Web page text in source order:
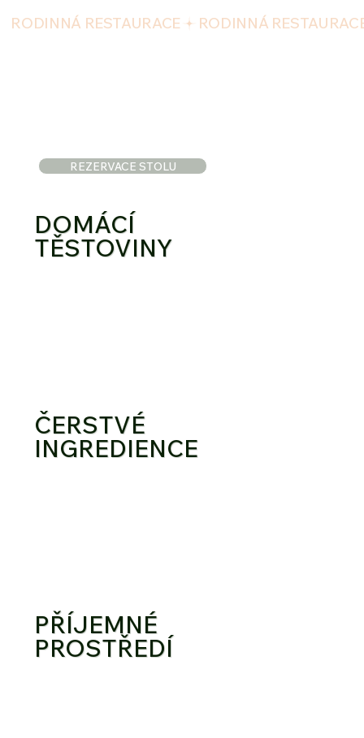
REZERVACE STOLU
RODINNÁ RESTAURACE
DOMÁCÍ
TĚSTOVINY
ČERSTVÉ
INGREDIENCE
PŘÍJEMNÉ
PROSTŘEDÍ